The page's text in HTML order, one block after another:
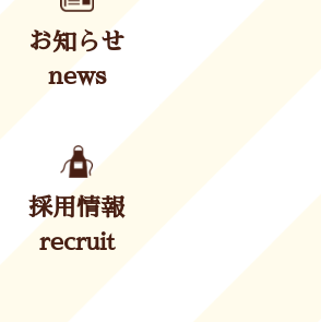
お知らせ
news
採用情報
recruit